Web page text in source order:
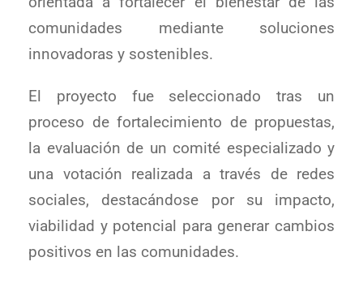
comunidades mediante soluciones
innovadoras y sostenibles.
El proyecto fue seleccionado tras un
proceso de fortalecimiento de propuestas,
la evaluación de un comité especializado y
una votación realizada a través de redes
sociales, destacándose por su impacto,
viabilidad y potencial para generar cambios
positivos en las comunidades.